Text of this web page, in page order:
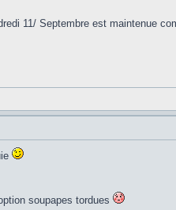
11/ Septembre est maintenue
soupapes tordues